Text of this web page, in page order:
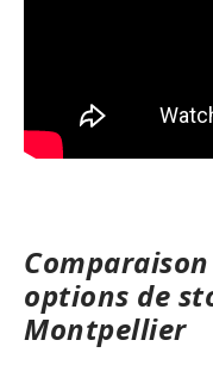
options de
Montpellier